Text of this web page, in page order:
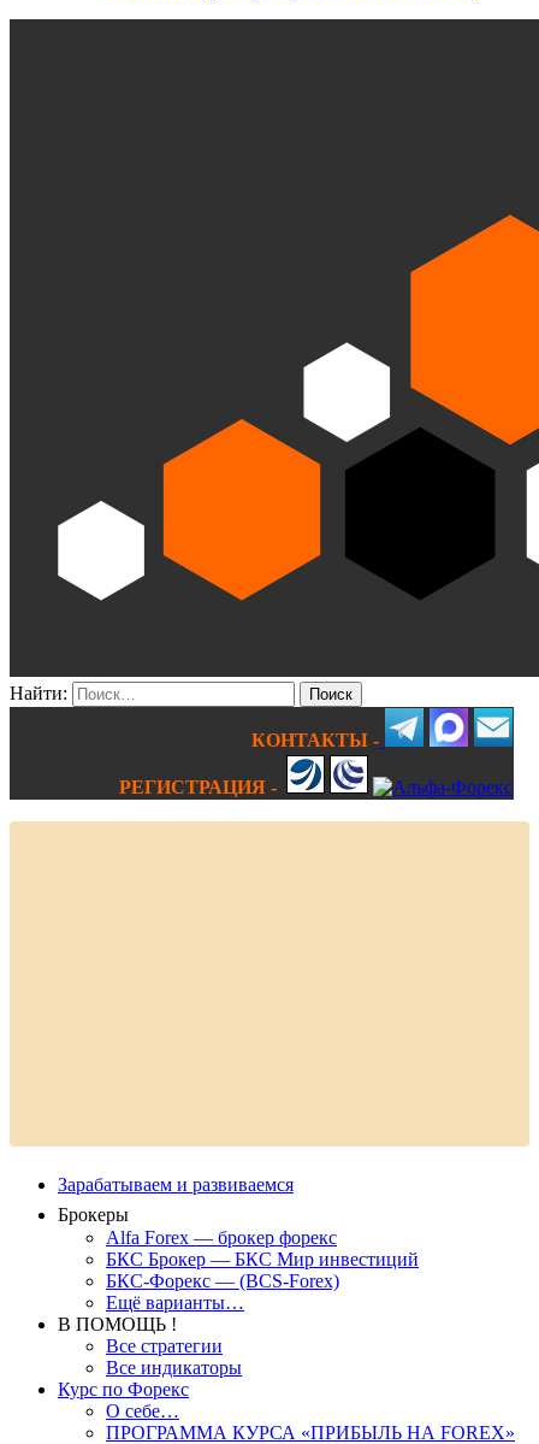
Найти:
КОНТАКТЫ -
РЕГИСТРАЦИЯ -
Зарабатываем и развиваемся
Брокеры
Alfa Forex — брокер форекс
БКС Брокер — БКС Мир инвестиций
БКС-Форекс — (BCS-Forex)
Ещё варианты…
В ПОМОЩЬ !
Все стратегии
Все индикаторы
Курс по Форекс
О себе…
ПРОГРАММА КУРСА «ПРИБЫЛЬ НА FOREX»